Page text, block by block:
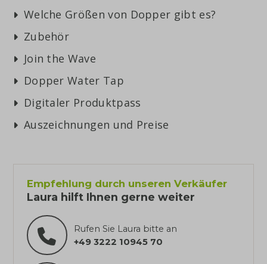
Welche Größen von Dopper gibt es?
Zubehör
Join the Wave
Dopper Water Tap
Digitaler Produktpass
Auszeichnungen und Preise
Empfehlung durch unseren Verkäufer
Laura hilft Ihnen gerne weiter
Rufen Sie Laura bitte an
+49 3222 10945 70